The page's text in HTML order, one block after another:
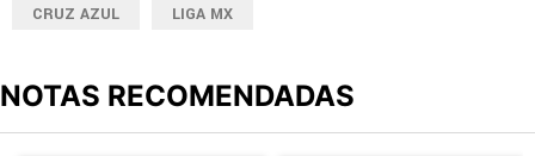
CRUZ AZUL LIGA MX
NOTAS RECOMENDADAS